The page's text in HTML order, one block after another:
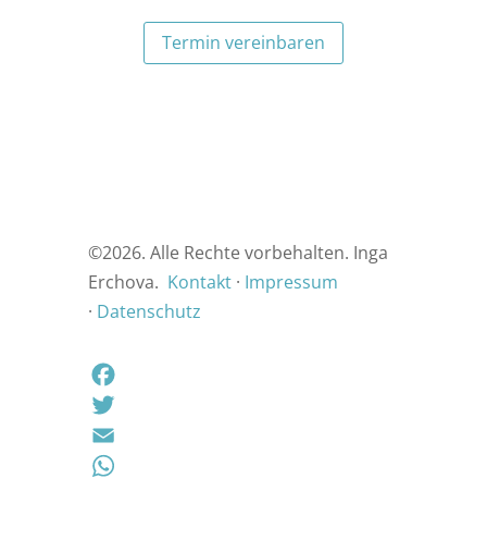
Termin vereinbaren
©2026. Alle Rechte vorbehalten. Inga
Erchova. Kontakt· Impressum
· Datenschutz
F
a
c
T
w
E